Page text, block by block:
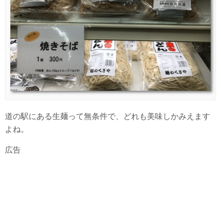
道の駅にある生麺って無条件で、どれも美味しかみえます
よね。
広告